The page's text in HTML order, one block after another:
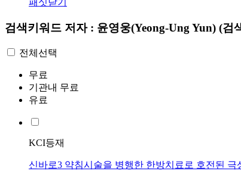
패싯닫기
검색키워드 저자 : 윤영웅(Yeong-Ung Yun) (검
전체선택
무료
기관내 무료
유료
KCI등재
신바로3 약침시술을 병행한 한방치료로 호전된